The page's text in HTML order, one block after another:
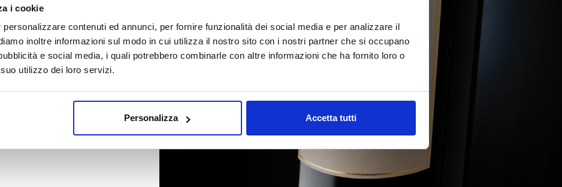
i cookie
contenuti ed annunci, per fornire funzionalità dei social media e per analizzare il
inoltre informazioni sul modo in cui utilizza il nostro sito con i nostri partner che si occupano
e social media, i quali potrebbero combinarle con altre informazioni che ha fornito loro o
utilizzo dei loro servizi.
Personalizza Accetta tutti
Rosso di
AND SPICE